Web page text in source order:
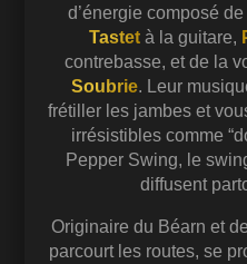
d’énergie composé de
Tastet à la guitare,
contrebasse, et de la
Soubrie. Leur
frétiller les jambes et
irrésistibles comme
Pepper Swing, le
diffusent
Originaire du Béarn et
parcourt les routes, se